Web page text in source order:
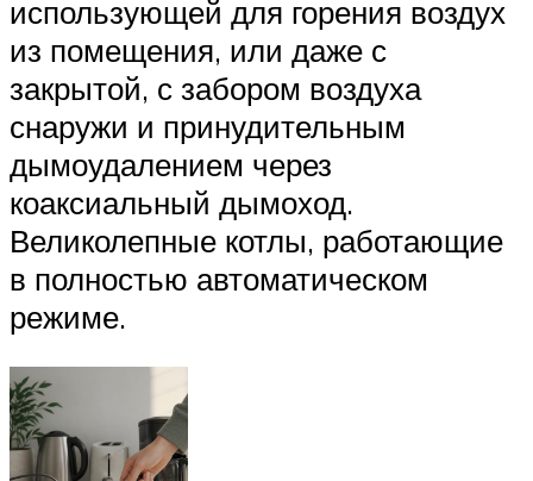
использующей для горения воздух
из помещения, или даже с
закрытой, с забором воздуха
снаружи и принудительным
дымоудалением через
коаксиальный дымоход.
Великолепные котлы, работающие
в полностью автоматическом
режиме.